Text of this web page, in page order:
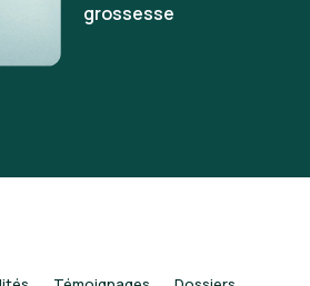
grossesse